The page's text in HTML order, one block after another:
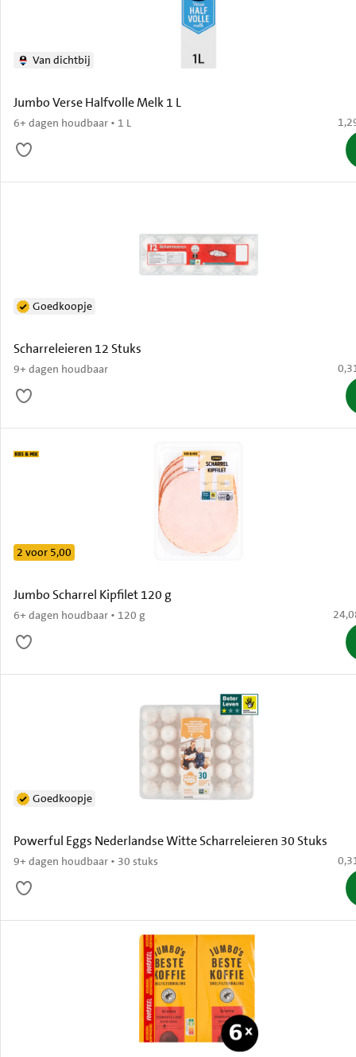
Jumbo Verse Halfvolle Melk 1 L
6+ dagen houdbaar • 1 L
Van dichtbij
€
Scharreleieren 12 Stuks
9+ dagen houdbaar
Goedkoopje
€
Jumbo Scharrel Kipfilet 120 g
6+ dagen houdbaar • 120 g
2 voor 5,00
€
Powerful Eggs Nederlandse Witte Scharreleieren 30 Stuks
9+ dagen houdbaar • 30 stuks
Goedkoopje
€